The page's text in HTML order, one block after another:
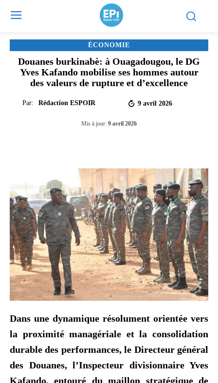
ÉCONOMIE
Douanes burkinabè: à Ouagadougou, le DG
Yves Kafando mobilise ses hommes autour
des valeurs de rupture et d’excellence
Par: Rédaction ESPOIR 9 avril 2026
Mis à jour: 9 avril 2026
Dans une dynamique résolument orientée vers
la proximité managériale et la consolidation
durable des performances, le Directeur général
des Douanes, l’Inspecteur divisionnaire Yves
Kafando, entouré du maillon stratégique de